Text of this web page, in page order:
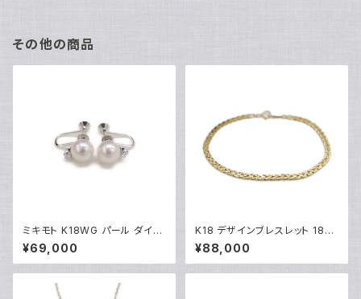
その他の商品
ミキモト K18WG パール ダイヤ
モンド イヤリング 18金 ホワイト
ゴールド ネジ式 Y05248
¥69,000
K18 デザインブレスレット 18金
チェーンブレスレット Y04933
¥88,000